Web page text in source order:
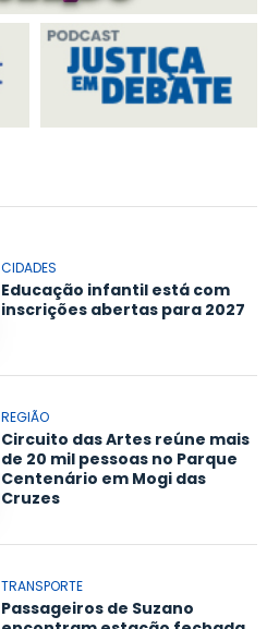
CIDADES
Educação infantil está com
inscrições abertas para 2027
REGIÃO
Circuito das Artes reúne mais
de 20 mil pessoas no Parque
Centenário em Mogi das
Cruzes
TRANSPORTE
Passageiros de Suzano